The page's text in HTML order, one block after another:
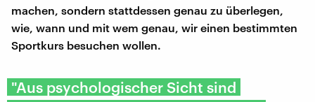
machen, sondern stattdessen genau zu überlegen,
wie, wann und mit wem genau, wir einen bestimmten
Sportkurs besuchen wollen.
"Aus psychologischer Sicht sind